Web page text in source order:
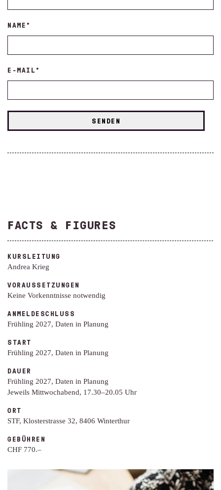
NAME *
E-MAIL *
FACTS & FIGURES
KURSLEITUNG
Andrea Krieg
VORAUSSETZUNGEN
Keine Vorkenntnisse notwendig
ANMELDESCHLUSS
Frühling 2027, Daten in Planung
START
Frühling 2027, Daten in Planung
DAUER
Frühling 2027, Daten in Planung
Jeweils Mittwochabend, 17.30–20.05 Uhr
ORT
STF, Klosterstrasse 32, 8406 Winterthur
GEBÜHREN
CHF 770.–